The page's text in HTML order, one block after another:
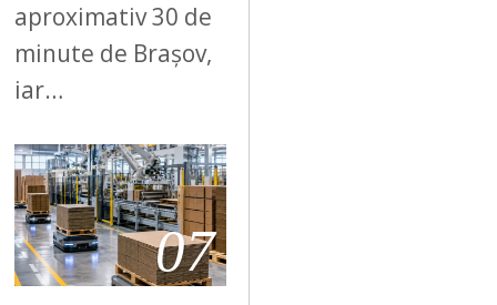
aproximativ 30 de
minute de Brașov,
iar…
07